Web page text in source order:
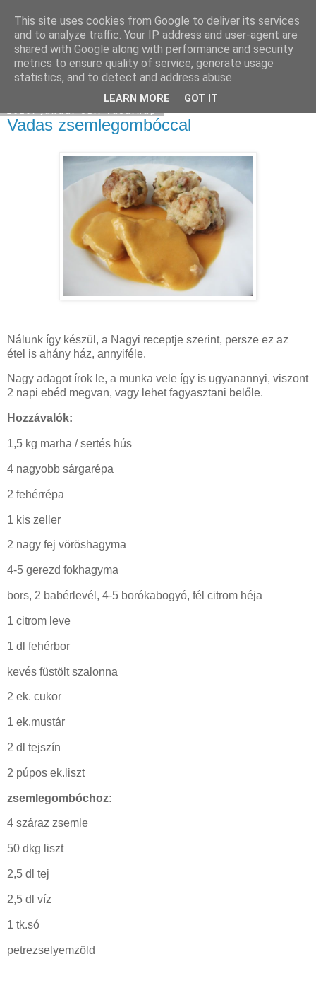
Moha Konyha
Vadas zsemlegombóccal
Nálunk így készül, a Nagyi receptje szerint, persze ez az
étel is ahány ház, annyiféle.
Nagy adagot írok le, a munka vele így is ugyanannyi, viszont
2 napi ebéd megvan, vagy lehet fagyasztani belőle.
Hozzávalók:
1,5 kg marha / sertés hús
4 nagyobb sárgarépa
2 fehérrépa
1 kis zeller
2 nagy fej vöröshagyma
4-5 gerezd fokhagyma
bors, 2 babérlevél, 4-5 borókabogyó, fél citrom héja
1 citrom leve
1 dl fehérbor
kevés füstölt szalonna
2 ek. cukor
1 ek.mustár
2 dl tejszín
2 púpos ek.liszt
zsemlegombóchoz:
4 száraz zsemle
50 dkg liszt
2,5 dl tej
2,5 dl víz
1 tk.só
petrezselyemzöld
This site uses cookies from Google to deliver its services
and to analyze traffic. Your IP address and user-agent are
shared with Google along with performance and security
metrics to ensure quality of service, generate usage
statistics, and to detect and address abuse.
LEARN MORE GOT IT